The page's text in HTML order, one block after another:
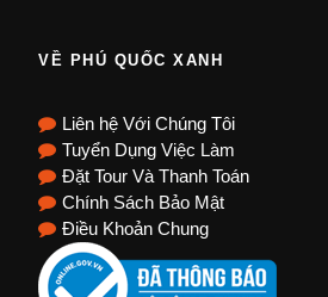
VỀ PHÚ QUỐC XANH
Liên hệ Với Chúng Tôi
Tuyển Dụng Việc Làm
Đặt Tour Và Thanh Toán
Chính Sách Bảo Mật
Điều Khoản Chung